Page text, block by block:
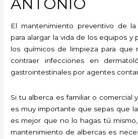
ANTONIO
El mantenimiento preventivo de
para alargar la vida de los equipos y
los químicos de limpieza para que
contraer infecciones en
gastrointestinales por agentes
Si tu alberca es familiar o comercial
es muy importante que sepas que
es mejor que no lo hagas tú
mantenimiento de albercas es